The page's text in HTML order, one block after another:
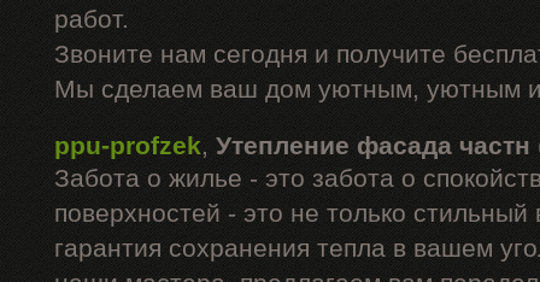
работ.
Звоните нам сегодня и получите
Мы сделаем ваш дом уютным, уютным
ppu-profzek, Утепление фасада частн
Забота о жилье - это забота о
поверхностей - это не только
гарантия сохранения тепла в вашем